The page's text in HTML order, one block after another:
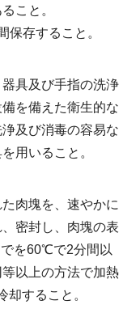
こと。
保存すること。
具及び手指の洗浄
を備えた衛生的な
及び消毒の容易な
用いること。
肉塊を、速やかに
密封し、肉塊の表
を60℃で2分間以
等以上の方法で加熱
すること。